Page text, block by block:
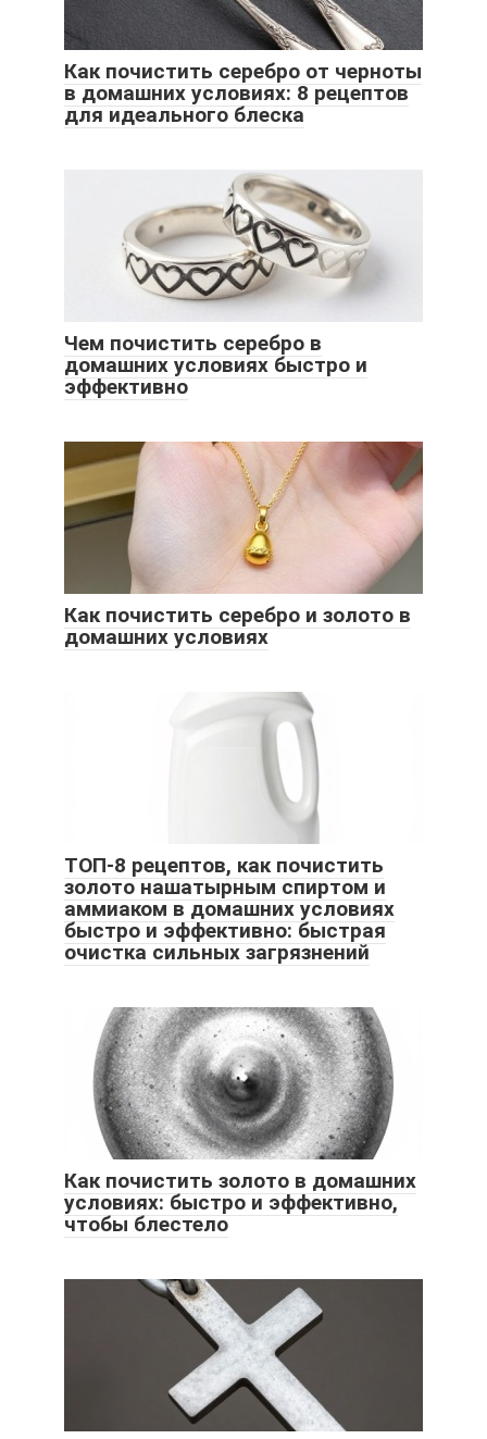
Как почистить серебро от черноты
в домашних условиях: 8 рецептов
для идеального блеска
Чем почистить серебро в
домашних условиях быстро и
эффективно
Как почистить серебро и золото в
домашних условиях
ТОП-8 рецептов, как почистить
золото нашатырным спиртом и
аммиаком в домашних условиях
быстро и эффективно: быстрая
очистка сильных загрязнений
Как почистить золото в домашних
условиях: быстро и эффективно,
чтобы блестело